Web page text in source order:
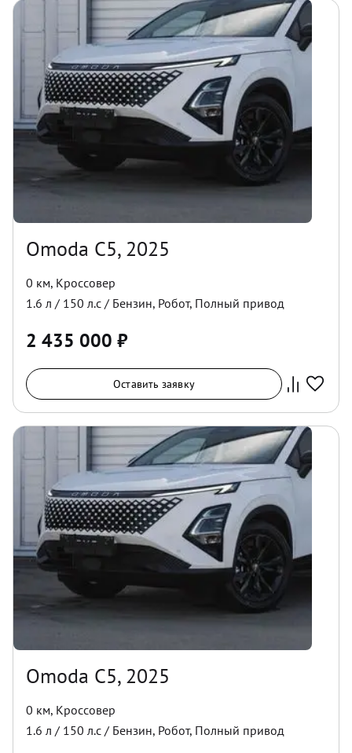
Omoda C5, 2025
0 км, Кроссовер
1.6 л / 150 л.с / Бензин, Робот, Полный привод
2 435 000 ₽
Оставить заявку
Omoda C5, 2025
0 км, Кроссовер
1.6 л / 150 л.с / Бензин, Робот, Полный привод